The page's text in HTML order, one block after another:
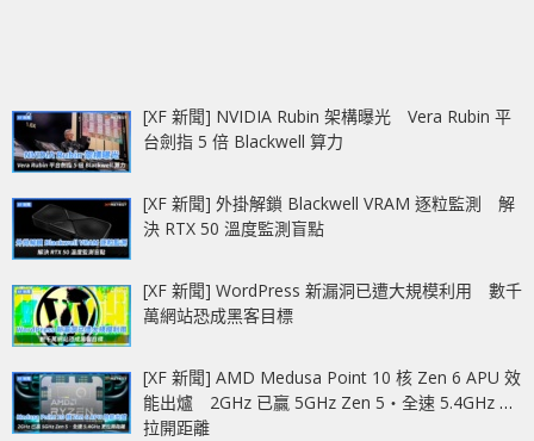
[XF 新聞] NVIDIA Rubin 架構曝光 Vera Rubin 平
台劍指 5 倍 Blackwell 算力
[XF 新聞] 外掛解鎖 Blackwell VRAM 逐粒監測 解
決 RTX 50 溫度監測盲點
[XF 新聞] WordPress 新漏洞已遭大規模利用 數千
萬網站恐成黑客目標
[XF 新聞] AMD Medusa Point 10 核 Zen 6 APU 效
能出爐 2GHz 已贏 5GHz Zen 5‧全速 5.4GHz 更
拉開距離